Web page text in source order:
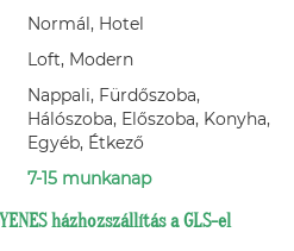
Normál, Hotel
Loft, Modern
Nappali, Fürdőszoba,
Hálószoba, Előszoba, Konyha,
Egyéb, Étkező
7-15 munkanap
házhozszállítás a GLS-el